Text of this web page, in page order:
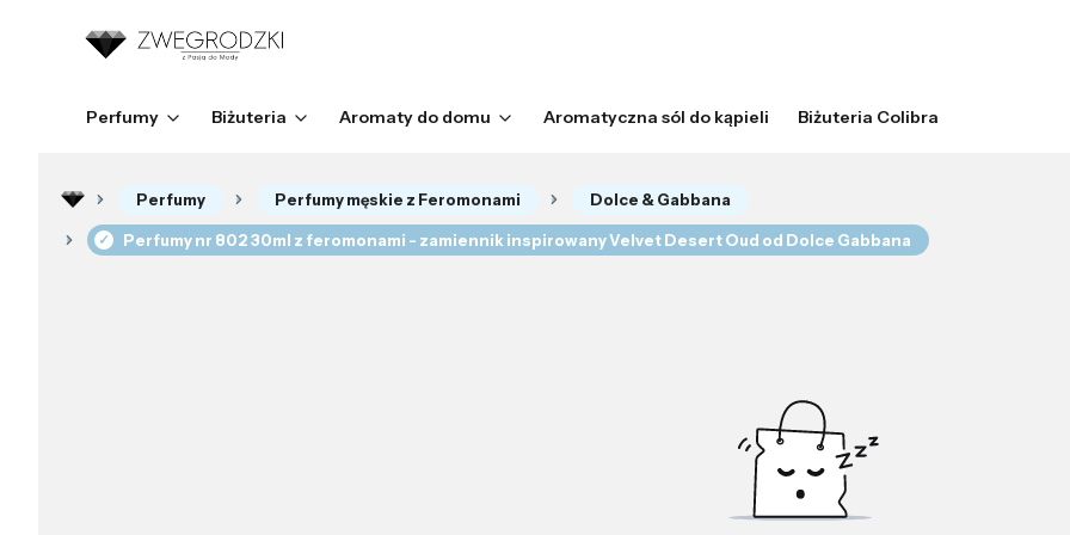
Perfumy Biżuteria Aromaty do domu Aromatyczna sól do kąpieli Biżuteria Colibra
Perfumy Perfumy męskie z Feromonami Dolce & Gabbana
Perfumy nr 802 30ml z feromonami - zamiennik inspirowany Velvet Desert Oud od Dolce Gabbana